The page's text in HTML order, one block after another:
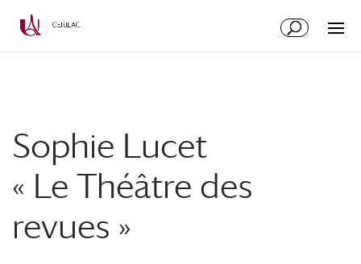
Sophie Lucet
« Le Théâtre des
revues »